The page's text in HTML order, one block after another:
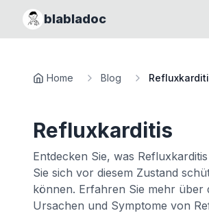
blabladoc
Home Blog
Refluxkarditis
Entdecken Sie, was
Sie sich vor diesem Zustand
können. Erfahren Sie mehr über
Ursachen und Symptome von